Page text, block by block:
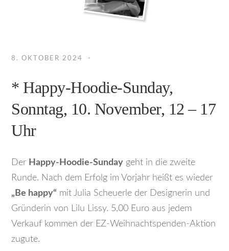
8. OKTOBER 2024
* Happy-Hoodie-Sunday,
Sonntag, 10. November, 12 – 17
Uhr
Der Happy-Hoodie-Sunday geht in die zweite
Runde. Nach dem Erfolg im Vorjahr heißt es wieder
„Be happy“ mit Julia Scheuerle der Designerin und
Gründerin von Lilu Lissy. 5,00 Euro aus jedem
Verkauf kommen der EZ-Weihnachtspenden-Aktion
zugute.